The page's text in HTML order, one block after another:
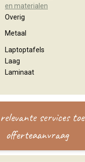
en materialen
Overig
Metaal
Laptoptafels
Laag
Laminaat
relevante services
offerteaanvraag